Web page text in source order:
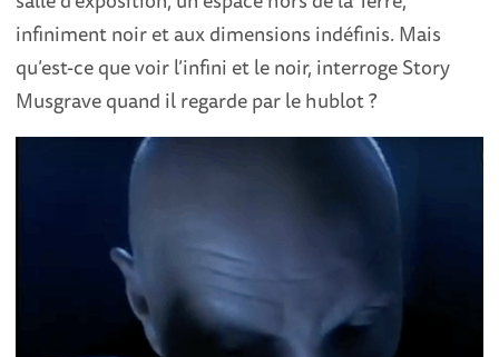
infiniment noir et aux dimensions indéfinis. Mais
qu’est-ce que voir l’infini et le noir, interroge Story
Musgrave quand il regarde par le hublot ?